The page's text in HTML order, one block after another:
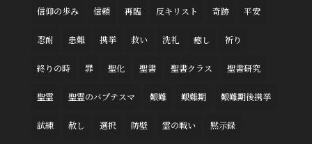
信仰の歩み 信頼 再臨 反キリスト 奇跡 平安
忍耐 患難 携挙 救い 洗礼 癒し 祈り
終りの時 罪 聖化 聖書 聖書クラス 聖書研究
聖霊 聖霊のバプテスマ 艱難 艱難期 艱難期後携挙
試練 赦し 選択 防壁 霊の戦い 黙示録